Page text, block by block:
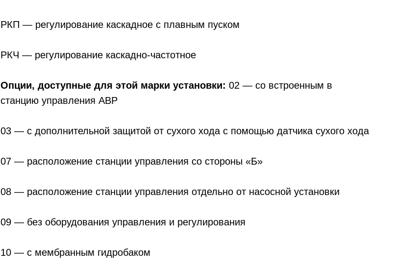
РКП — регулирование каскадное с плавным пуском
РКЧ — регулирование каскадно-частотное
Опции, доступные для этой марки установки: 02 — со встроенным в
станцию управления АВР
03 — с дополнительной защитой от сухого хода с помощью датчика сухого хода
07 — расположение станции управления со стороны «Б»
08 — расположение станции управления отдельно от насосной установки
09 — без оборудования управления и регулирования
10 — с мембранным гидробаком